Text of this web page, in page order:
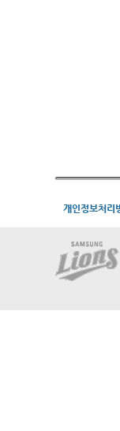
개인정보처리